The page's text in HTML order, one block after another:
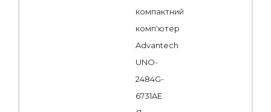
компактний
комп'ютер
Advantech
UNO-
2484G-
6731AE